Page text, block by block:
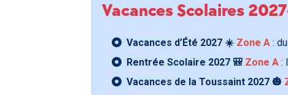
Vacances Scolaires
Vacances d’Été 2027 ☀️ Zone A:
Rentrée Scolaire 2027 🎒 Zone A:
Vacances de la Toussaint 2027 🎃